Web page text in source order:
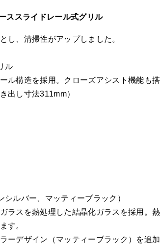
ススライドレール式グリル
し、清掃性がアップしました。
ル
ル構造を採用。クローズアシスト機能も
出し寸法311mm）
ルバー、マッティーブラック）
ラスを熱処理した結晶化ガラスを採用。
す。
ーデザイン（マッティーブラック）を追